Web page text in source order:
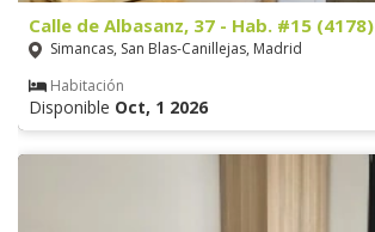
Calle de Albasanz, 37 - Hab. #15 (4178)
Simancas, San Blas-Canillejas, Madrid
Habitación
Disponible Oct, 1 2026